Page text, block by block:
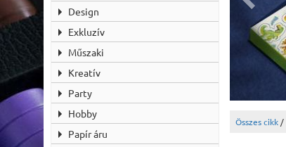
Design
Exkluzív
Műszaki
Kreatív
Party
Hobby
Papír áru
Összes cikk /